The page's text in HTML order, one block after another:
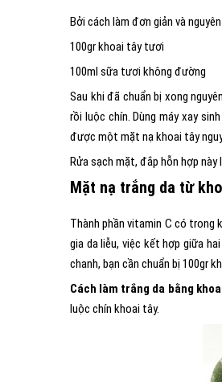
Bởi cách làm đơn giản và
100gr khoai tây tươi
100ml sữa tươi không đường
Sau khi đã chuẩn bị xong
rồi luộc chín. Dùng máy xay
được một mặt nạ khoai tây
Rửa sạch mặt, đắp hỗn hợp
Mặt nạ trắng da từ
Thành phần vitamin C có trong
gia da liễu, việc kết hợp giữa
chanh, bạn cần chuẩn bị 100gr
Cách làm trắng da bằng
luộc chín khoai tây.